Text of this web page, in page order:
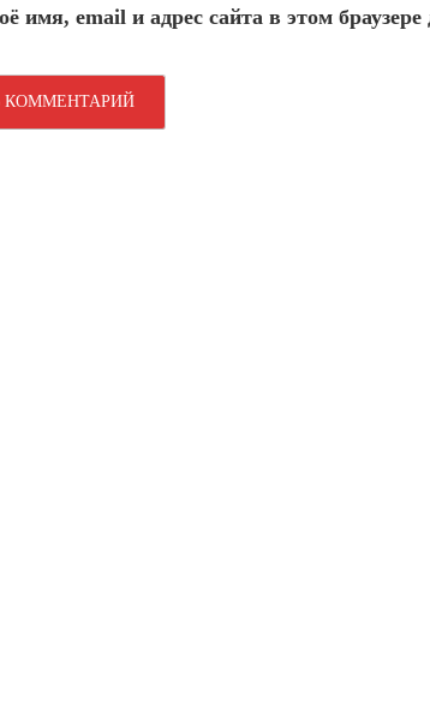
имя, email и адрес сайта в этом